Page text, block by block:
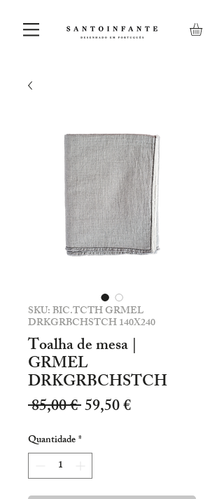
SKU: BIC.TCTH GRMEL
DRKGRBCHSTCH 140X240
Toalha de mesa |
GRMEL
DRKGRBCHSTCH
85,00 € Preço
59,50 €Preço
Quantidade*